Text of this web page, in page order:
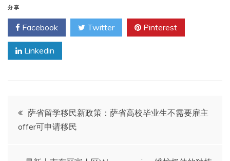
分享
Facebook Twitter Pinterest
Linkedin
文
章
萨省留学移民新政策：萨省高校毕业生不需要雇主
offer可申请移民